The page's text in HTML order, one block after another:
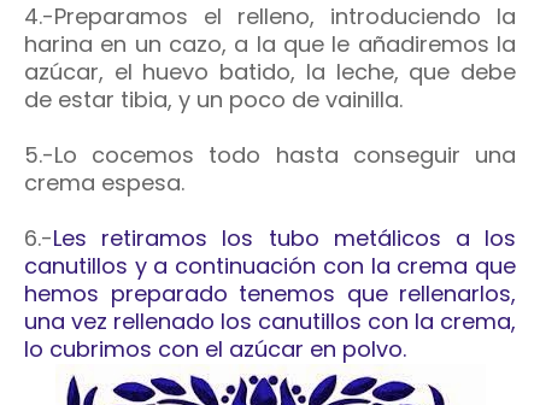
4.-Preparamos el relleno, introduciendo la
harina en un cazo, a la que le añadiremos la
azúcar, el huevo batido, la leche, que debe
de estar tibia, y un poco de vainilla.
5.-Lo cocemos todo hasta conseguir una
crema espesa.
6.-Les retiramos los tubo metálicos a los
canutillos y a continuación con la crema que
hemos preparado tenemos que rellenarlos,
una vez rellenado los canutillos con la crema,
lo cubrimos con el azúcar en polvo.